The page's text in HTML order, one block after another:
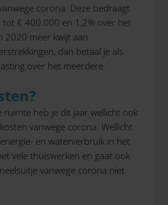
corona. Deze bedraagt
tot € 400.000 en 1,2% over het
2020 meer kwijt aan
dan betaal je als
over het meerdere.
ruimte heb je dit jaar wellicht ook
vanwege corona. Wellicht
en waterverbruik in het
vele thuiswerken en gaat ook
vanwege corona niet